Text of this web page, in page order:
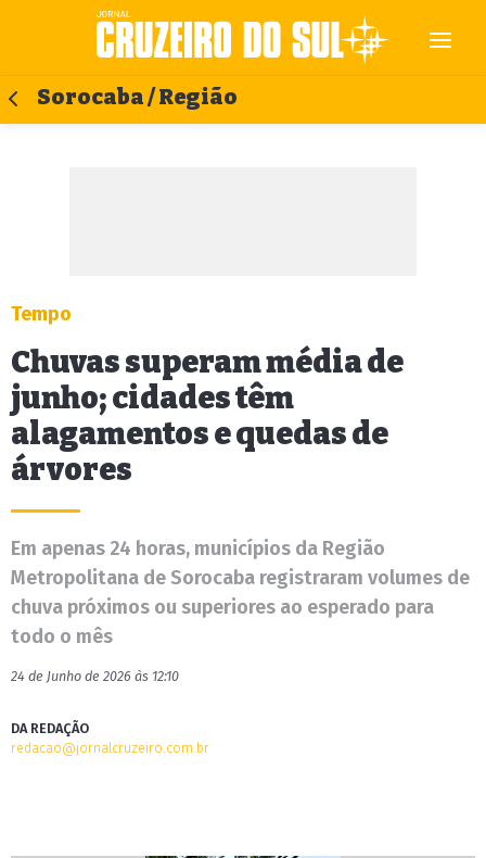
Sorocaba / Região
Tempo
Chuvas superam média de
junho; cidades têm
alagamentos e quedas de
árvores
Em apenas 24 horas, municípios da Região
Metropolitana de Sorocaba registraram volumes de
chuva próximos ou superiores ao esperado para
todo o mês
24 de Junho de 2026 às 12:10
DA REDAÇÃO
redacao@jornalcruzeiro.com.br